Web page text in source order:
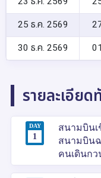
25 ธ.ค. 2569
30 ธ.ค. 2569
รายละเอียด
DAY
1
สนามบินเ
สนามบินฉ
คนเดินกว